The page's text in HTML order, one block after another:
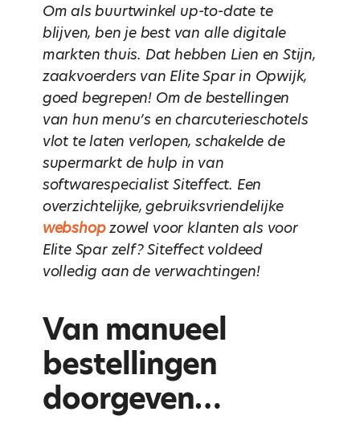
Om als buurtwinkel up-to-date te
blijven, ben je best van alle digitale
markten thuis. Dat hebben Lien en Stijn,
zaakvoerders van Elite Spar in Opwijk,
goed begrepen! Om de bestellingen
van hun menu’s en charcuterieschotels
vlot te laten verlopen, schakelde de
supermarkt de hulp in van
softwarespecialist Siteffect. Een
overzichtelijke, gebruiksvriendelijke
webshopzowel voor klanten als voor
Elite Spar zelf? Siteffect voldeed
volledig aan de verwachtingen!
Van manueel
bestellingen
doorgeven…